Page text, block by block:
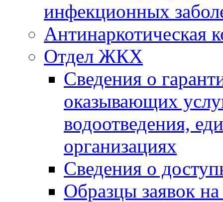
инфекционных
Антинаркотическая
Отдел ЖКХ
Сведения о
оказывающих
водоотведения,
организациях
Сведения о
Образцы заявок